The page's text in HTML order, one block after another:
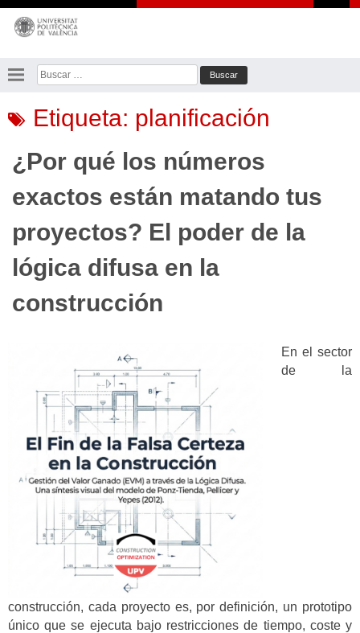
Saltar
contenido
Buscar:
Etiqueta: planificación
¿Por qué los números
exactos están matando tus
proyectos? El poder de la
lógica difusa en la
construcción
En el sector
de la
construcción, cada proyecto es, por definición, un prototipo
único que se ejecuta bajo restricciones de tiempo, coste y